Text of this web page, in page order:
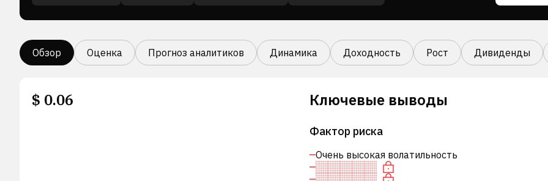
Обзор Оценка Прогноз аналитиков Динамика Доходность Рост Дивиденды
$ 0.06 Ключевые выводы
Фактор риска
Очень высокая волатильность